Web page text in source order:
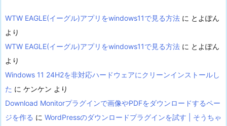
WTW EAGLE(イーグル)アプリをwindows11で見る方法 に とよぽん
より
WTW EAGLE(イーグル)アプリをwindows11で見る方法 に とよぽん
より
Windows 11 24H2を非対応ハードウェアにクリーンインストールし
た に ケンケン より
Download Monitorプラグインで画像やPDFをダウンロードするペー
ジを作る に WordPressのダウンロードプラグインを試す | そうちゃ